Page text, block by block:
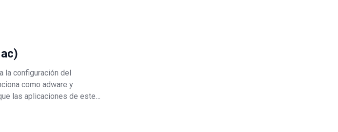
la configuración del
como adware y
las aplicaciones de este